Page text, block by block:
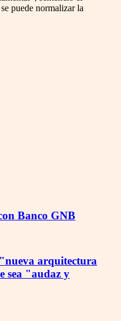
puede normalizar la
Banco GNB
arquitectura
sea "audaz y